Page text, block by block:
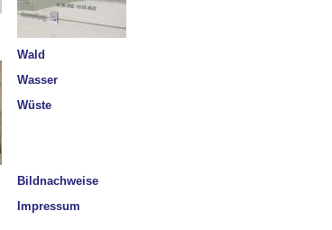
Wald
Wasser
Wüste
Bildnachweise
Impressum